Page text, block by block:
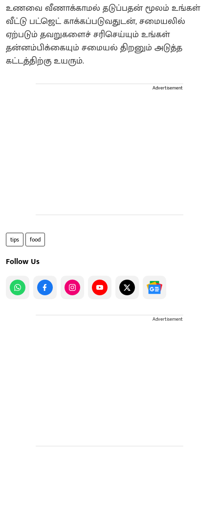
உணவை வீணாக்காமல் தடுப்பதன் மூலம் உங்கள்
வீட்டு பட்ஜெட் காக்கப்படுவதுடன், சமையலில்
ஏற்படும் தவறுகளைச் சரிசெய்யும் உங்கள்
தன்னம்பிக்கையும் சமையல் திறனும் அடுத்த
கட்டத்திற்கு உயரும்.
Advertisement
tips food
Follow Us
Advertisement